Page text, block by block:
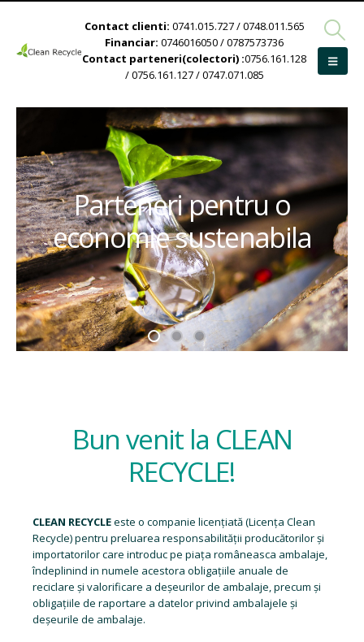
Contact clienti: 0741.015.727 / 0748.011.565
Financiar: 0746016050 / 0787573736
Contact parteneri(colectori) :0756.161.128
/ 0756.161.127 / 0747.071.085
Parteneri pentru o
economie sustenabila
Bun venit la CLEAN
RECYCLE!
CLEAN RECYCLEeste o companie licențiată (Licența Clean
Recycle) pentru preluarea responsabilității producătorilor și
importatorilor care introduc pe piața româneasca ambalaje,
îndeplinind in numele acestora obligațiile anuale de
reciclare și valorificare a deșeurilor de ambalaje, precum și
obligațiile de raportare a datelor privind ambalajele și
deșeurile de ambalaje.